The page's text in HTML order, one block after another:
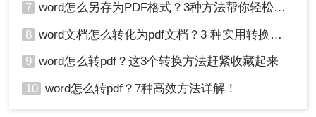
7 word怎么另存为PDF格式？3种方法帮你轻松转换!
8 word文档怎么转化为pdf文档？3 种实用转换方法，完美保留原文档格式！
9 word怎么转pdf？这3个转换方法赶紧收藏起来
10 word怎么转pdf？7种高效方法详解！